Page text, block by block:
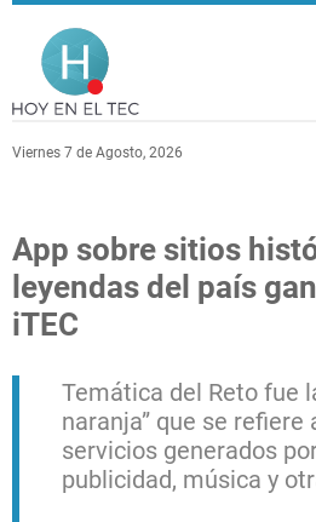
Pasar al contenido principal
Viernes 7 de Agosto, 2026
App sobre sitios
leyendas del país
iTEC
Temática del Reto fue
naranja” que se refiere
servicios generados
publicidad, música y